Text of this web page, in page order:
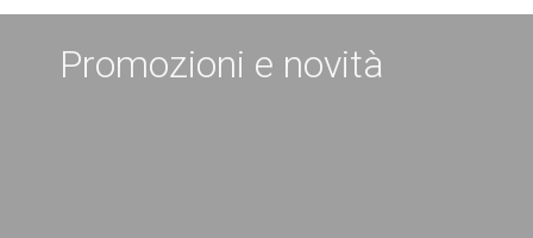
Promozioni e novità